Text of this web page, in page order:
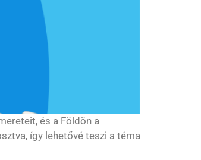
és a Földön a
így lehetővé teszi a téma